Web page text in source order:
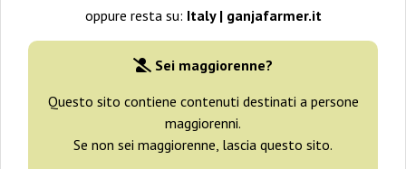
oppure resta su: Italy | ganjafarmer.it
Sei maggiorenne?
Questo sito contiene contenuti destinati a persone
maggiorenni.
Se non sei maggiorenne, lascia questo sito.
Dr Underground
2 semi